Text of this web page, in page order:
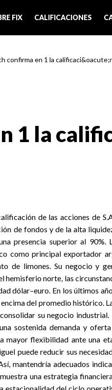
FIX CALIFICACIONES
confirma en 1 la
1 la
de las acciones de
de fondos y de la alta
presencia superior al 90%.
como principal exportador
de limones. Su negocio y
hemisferio norte, las
dólar–euro. En los últimos
del promedio histórico.
su negocio
sostenida demanda y
mayor flexibilidad ante una
puede reducir sus
mantendría adecuados
una estrategia